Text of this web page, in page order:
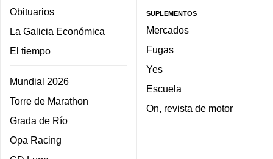
Obituarios
La Galicia Económica
El tiempo
Mundial 2026
Torre de Marathon
Grada de Río
Opa Racing
SUPLEMENTOS
Mercados
Fugas
Yes
Escuela
On, revista de motor